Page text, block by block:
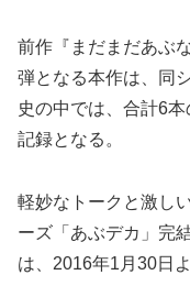
前作『まだまだあぶ
弾となる本作は、同
史の中では、合計6
記録となる。
軽妙なトークと激し
ーズ「あぶデカ」完
は、2016年1月30日